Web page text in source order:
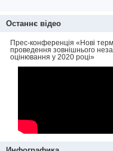
Останнє відео
Прес-конференція «Нові
проведення зовнішнього
оцінювання у 2020 році»